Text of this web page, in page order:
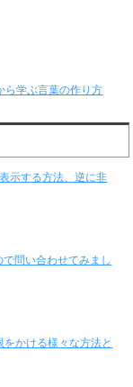
ら学ぶ言葉の作り方
示する方法、逆に非
問い合わせてみまし
かける様々な方法と